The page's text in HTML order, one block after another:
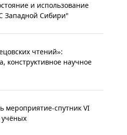
и использование
Западной Сибири"
чтений»:
конструктивное научное
мероприятие-спутник VI
учёных